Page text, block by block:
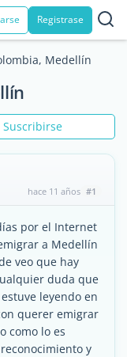
Registrase
Medellín
Suscribirse
hace 11 años #1
por el Internet
a Medellín
veo que hay
duda que
leyendo en
querer emigrar
como lo es
y